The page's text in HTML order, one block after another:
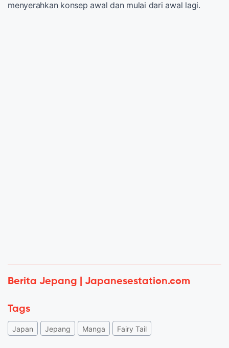
menyerahkan konsep awal dan mulai dari awal lagi.
Berita Jepang | Japanesestation.com
Tags
Japan Jepang Manga Fairy Tail